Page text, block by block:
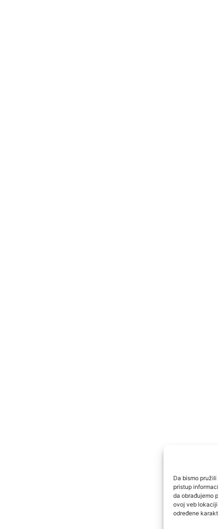
Da bismo
pristup
da obrađujemo
ovoj veb
određene